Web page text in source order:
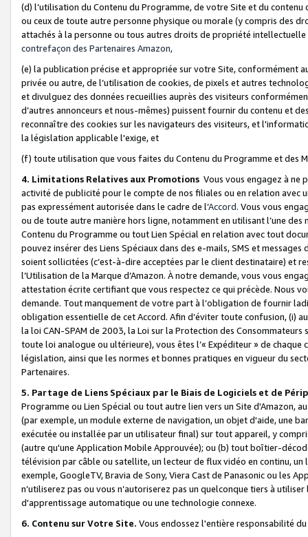
(d) l’utilisation du Contenu du Programme, de votre Site et du
ou ceux de toute autre personne physique ou morale (y compris des
attachés à la personne ou tous autres droits de propriété
contrefaçon des Partenaires Amazon,
(e) la publication précise et appropriée sur votre Site, conformément
privée ou autre, de l’utilisation de cookies, de pixels et autres
et divulguez des données recueillies auprès des visiteurs
d’autres annonceurs et nous-mêmes) puissent fournir du contenu et
reconnaître des cookies sur les navigateurs des visiteurs, et
la législation applicable l'exige, et
(f) toute utilisation que vous faites du Contenu du Programme et des
4. Limitations Relatives aux Promotions Vous vous engagez à ne
activité de publicité pour le compte de nos filiales ou en relation avec
pas expressément autorisée dans le cadre de l’Accord. Vous vous
ou de toute autre manière hors ligne, notamment en utilisant l’une
Contenu du Programme ou tout Lien Spécial en relation avec tout
pouvez insérer des Liens Spéciaux dans des e-mails, SMS et
soient sollicitées (c’est-à-dire acceptées par le client destinataire) et
l’Utilisation de la Marque d’Amazon. À notre demande, vous vous
attestation écrite certifiant que vous respectez ce qui précède. Nous
demande. Tout manquement de votre part à l’obligation de fournir
obligation essentielle de cet Accord. Afin d’éviter toute confusion, (i)
la loi CAN-SPAM de 2003, la Loi sur la Protection des
toute loi analogue ou ultérieure), vous êtes l’« Expéditeur » de
législation, ainsi que les normes et bonnes pratiques en vigueur du
Partenaires.
5. Partage de Liens Spéciaux par le Biais de Logiciels et de
Programme ou Lien Spécial ou tout autre lien vers un Site d'Amazon,
(par exemple, un module externe de navigation, un objet d'aide, une
exécutée ou installée par un utilisateur final) sur tout appareil, y
(autre qu'une Application Mobile Approuvée); ou (b) tout boîtier-
télévision par câble ou satellite, un lecteur de flux vidéo en continu,
exemple, GoogleTV, Bravia de Sony, Viera Cast de Panasonic ou les
n’utiliserez pas ou vous n’autoriserez pas un quelconque tiers à
d'apprentissage automatique ou une technologie connexe.
6. Contenu sur Votre Site. Vous endossez l'entière responsabilité